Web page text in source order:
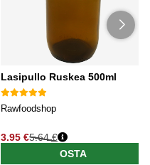
Lasipullo Ruskea 500ml
Rawfoodshop
3.95 €5.64 €
OSTA